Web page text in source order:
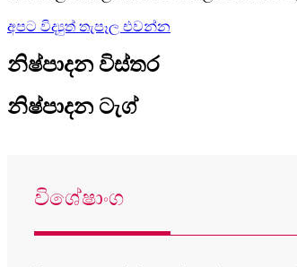
අපට විද්‍යුත් තැපෑල එවන්න
නිෂ්පාදන විස්තර
නිෂ්පාදන ටැග්
විශේෂාංග